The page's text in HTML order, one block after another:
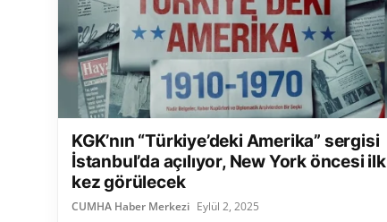
KGK’nın “Türkiye’deki Amerika” sergisi
İstanbul’da açılıyor, New York öncesi ilk
kez görülecek
CUMHA Haber Merkezi Eylül 2, 2025